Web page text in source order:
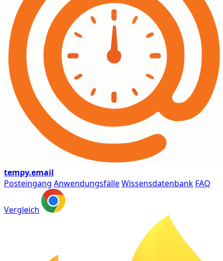
tempy.email
Posteingang AnwendungsfälleWissensdatenbank FAQ
Vergleich